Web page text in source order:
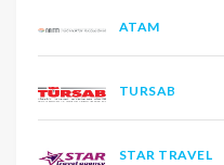
ATAM
TURSAB
STAR TRAVEL